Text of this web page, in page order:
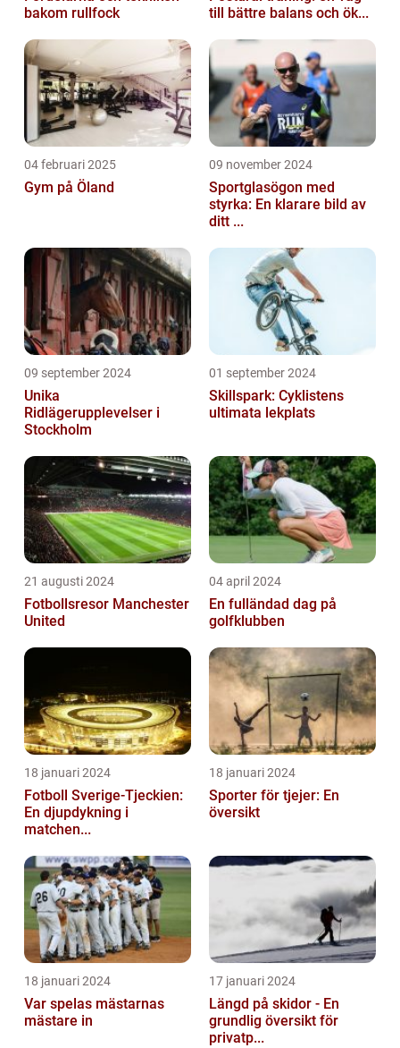
bakom rullfock
till bättre balans och ök...
04 februari 2025
Gym på Öland
09 november 2024
Sportglasögon med
styrka: En klarare bild av
ditt ...
09 september 2024
Unika
Ridlägerupplevelser i
Stockholm
01 september 2024
Skillspark: Cyklistens
ultimata lekplats
21 augusti 2024
Fotbollsresor Manchester
United
04 april 2024
En fulländad dag på
golfklubben
18 januari 2024
Fotboll Sverige-Tjeckien:
En djupdykning i
matchen...
18 januari 2024
Sporter för tjejer: En
översikt
18 januari 2024
Var spelas mästarnas
mästare in
17 januari 2024
Längd på skidor - En
grundlig översikt för
privatp...